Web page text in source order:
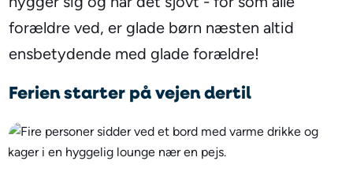
forældre ved, er glade børn næsten altid
ensbetydende med glade forældre!
Ferien starter på vejen dertil